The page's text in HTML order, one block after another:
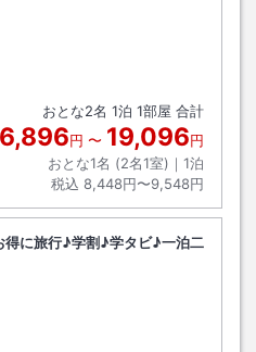
おとな2名 1泊 1部屋 合計
円 〜 19,096円
おとな1名 (2名1室)｜ 1泊
税込 8,448円〜9,548円
得に旅行♪学割♪学タビ♪一泊二